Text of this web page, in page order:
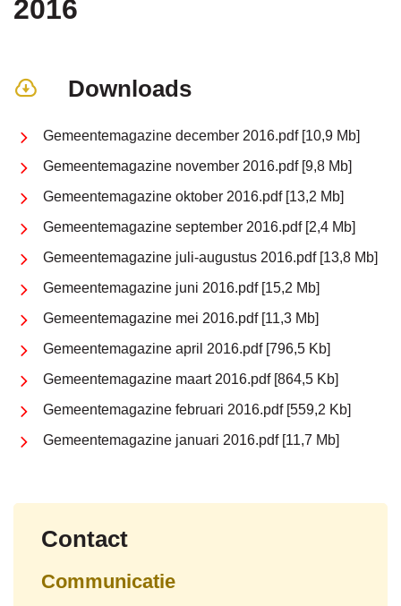
2016
Downloads
Gemeentemagazine december 2016.pdf 10,9 Mb
Gemeentemagazine november 2016.pdf 9,8 Mb
Gemeentemagazine oktober 2016.pdf 13,2 Mb
Gemeentemagazine september 2016.pdf 2,4 Mb
Gemeentemagazine juli-augustus 2016.pdf 13,8 Mb
Gemeentemagazine juni 2016.pdf 15,2 Mb
Gemeentemagazine mei 2016.pdf 11,3 Mb
Gemeentemagazine april 2016.pdf 796,5 Kb
Gemeentemagazine maart 2016.pdf 864,5 Kb
Gemeentemagazine februari 2016.pdf 559,2 Kb
Gemeentemagazine januari 2016.pdf 11,7 Mb
Contact
Communicatie